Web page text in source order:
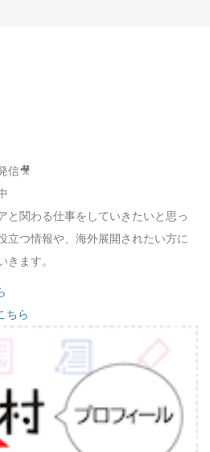
信🎥
と関わる仕事をしていきたいと思っ
立つ情報や、海外展開されたい方に
きます。
ちら